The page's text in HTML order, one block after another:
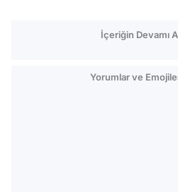
İçeriğin Devamı
Yorumlar ve